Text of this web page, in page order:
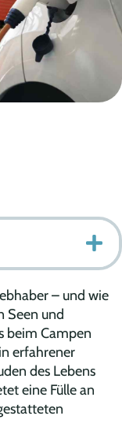
– und wie
Seen und
beim Campen
erfahrener
des Lebens
eine Fülle an